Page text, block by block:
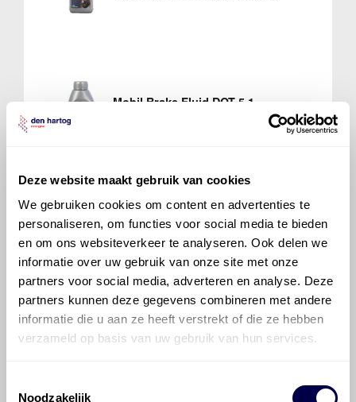
Deze website maakt gebruik van cookies
We gebruiken cookies om content en advertenties te
personaliseren, om functies voor social media te bieden
en om ons websiteverkeer te analyseren. Ook delen we
informatie over uw gebruik van onze site met onze
partners voor social media, adverteren en analyse. Deze
partners kunnen deze gegevens combineren met andere
informatie die u aan ze heeft verstrekt of die ze hebben
verzameld op basis van uw gebruik van hun services.
Noodzakelijk
Mobil Brake Fluid DOT 5.1
Ververs elke 40000 km/ 24 maanden
Koelsysteem
+ extra reservoir Inhoud 7,9-8,5 liter
Reservoir Inhoud 0,6 liter
Normaal Alleen eerste verversing
wis filters
Xtra Coolant G30 -38 graden
Ververs elke 60000 km/ 48 maanden